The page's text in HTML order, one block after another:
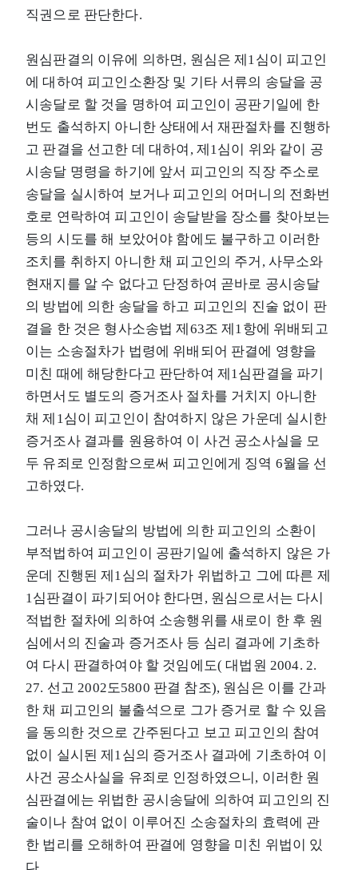
직권으로 판단한다.
원심판결의 이유에 의하면, 원심은 제1심이 피고인
에 대하여 피고인소환장 및 기타 서류의 송달을 공
시송달로 할 것을 명하여 피고인이 공판기일에 한
번도 출석하지 아니한 상태에서 재판절차를 진행하
고 판결을 선고한 데 대하여, 제1심이 위와 같이 공
시송달 명령을 하기에 앞서 피고인의 직장 주소로
송달을 실시하여 보거나 피고인의 어머니의 전화번
호로 연락하여 피고인이 송달받을 장소를 찾아보는
등의 시도를 해 보았어야 함에도 불구하고 이러한
조치를 취하지 아니한 채 피고인의 주거, 사무소와
현재지를 알 수 없다고 단정하여 곧바로 공시송달
의 방법에 의한 송달을 하고 피고인의 진술 없이 판
결을 한 것은 형사소송법 제63조 제1항에 위배되고
이는 소송절차가 법령에 위배되어 판결에 영향을
미친 때에 해당한다고 판단하여 제1심판결을 파기
하면서도 별도의 증거조사 절차를 거치지 아니한
채 제1심이 피고인이 참여하지 않은 가운데 실시한
증거조사 결과를 원용하여 이 사건 공소사실을 모
두 유죄로 인정함으로써 피고인에게 징역 6월을 선
고하였다.
그러나 공시송달의 방법에 의한 피고인의 소환이
부적법하여 피고인이 공판기일에 출석하지 않은 가
운데 진행된 제1심의 절차가 위법하고 그에 따른 제
1심판결이 파기되어야 한다면, 원심으로서는 다시
적법한 절차에 의하여 소송행위를 새로이 한 후 원
심에서의 진술과 증거조사 등 심리 결과에 기초하
여 다시 판결하여야 할 것임에도( 대법원 2004. 2.
27. 선고 2002도5800 판결 참조), 원심은 이를 간과
한 채 피고인의 불출석으로 그가 증거로 할 수 있음
을 동의한 것으로 간주된다고 보고 피고인의 참여
없이 실시된 제1심의 증거조사 결과에 기초하여 이
사건 공소사실을 유죄로 인정하였으니, 이러한 원
심판결에는 위법한 공시송달에 의하여 피고인의 진
술이나 참여 없이 이루어진 소송절차의 효력에 관
한 법리를 오해하여 판결에 영향을 미친 위법이 있
다.